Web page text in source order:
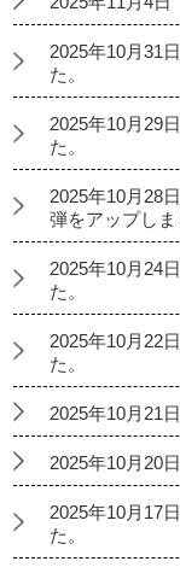
2025年10月31
た。
2025年10月29
た。
2025年10月28
弾をアップしま
2025年10月24
た。
2025年10月22
た。
2025年10月21
2025年10月20
2025年10月17
た。